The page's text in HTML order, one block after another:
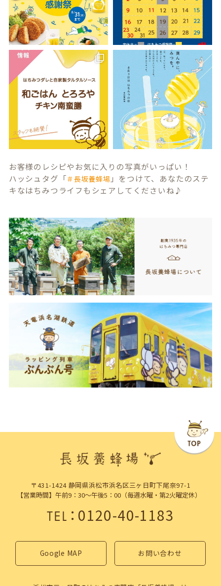
お客様のレシピやお気に入りの写真がいっぱい！
ハッシュタグ「＃長坂養蜂場 」をつけて、あなたのステ
キなはちみつライフもシェアしてくださいね♪
〒431-1424 静岡県浜松市浜名区三ヶ日町下尾奈97-1
【営業時間】午前9：30～午後5：00（毎週水曜・第2火曜定休）
TEL：0120-40-1183
Google MAP お問い合わせ